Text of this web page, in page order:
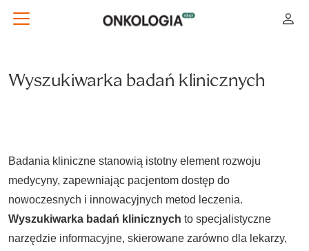
Wyszukiwarka badań klinicznych
Badania kliniczne stanowią istotny element rozwoju
medycyny, zapewniając pacjentom dostęp do
nowoczesnych i innowacyjnych metod leczenia.
Wyszukiwarka badań klinicznych to specjalistyczne
narzędzie informacyjne, skierowane zarówno dla lekarzy,